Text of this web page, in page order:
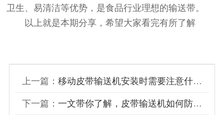
卫生、易清洁等优势，是食品行业理想的输送带。
以上就是本期分享，希望大家看完有所了解
上一篇： 移动皮带输送机安装时需要注意什么？看完你就知道了
下一篇： 一文带你了解，皮带输送机如何防止物料滾滑？